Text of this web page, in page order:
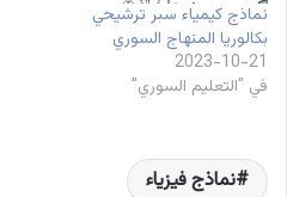
نماذج كيمياء سبر ترشيحي
بكالوريا المنهاج السوري
2023-10-21
في "التعليم السوري"
نماذج فيزياء